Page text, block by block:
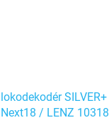
lokodekodér SILVER+
Next18 / LENZ 10318